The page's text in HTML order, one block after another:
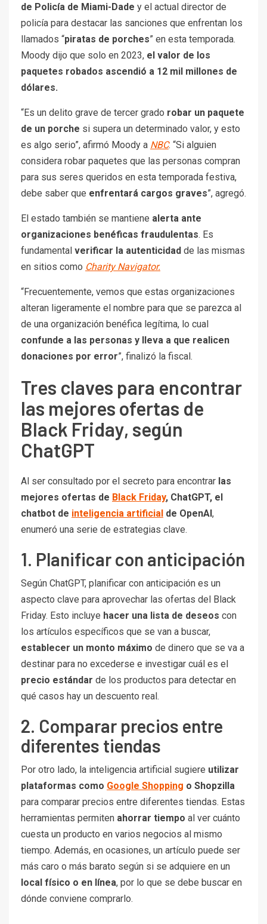
de Policía de Miami-Dade y el actual director de
policía para destacar las sanciones que enfrentan los
llamados “piratas de porches” en esta temporada.
Moody dijo que solo en 2023, el valor de los
paquetes robados ascendió a 12 mil millones de
dólares.
“Es un delito grave de tercer grado robar un paquete
de un porche si supera un determinado valor, y esto
es algo serio”, afirmó Moody a NBC. “Si alguien
considera robar paquetes que las personas compran
para sus seres queridos en esta temporada festiva,
debe saber que enfrentará cargos graves”, agregó.
El estado también se mantiene alerta ante
organizaciones benéficas fraudulentas. Es
fundamental verificar la autenticidad de las mismas
en sitios como Charity Navigator.
“Frecuentemente, vemos que estas organizaciones
alteran ligeramente el nombre para que se parezca al
de una organización benéfica legítima, lo cual
confunde a las personas y lleva a que realicen
donaciones por error”, finalizó la fiscal.
Tres claves para encontrar
las mejores ofertas de
Black Friday, según
ChatGPT
Al ser consultado por el secreto para encontrar las
mejores ofertas de Black Friday, ChatGPT, el
chatbot de inteligencia artificial de OpenAI ,
enumeró una serie de estrategias clave.
1. Planificar con anticipación
Según ChatGPT, planificar con anticipación es un
aspecto clave para aprovechar las ofertas del Black
Friday. Esto incluye hacer una lista de deseos con
los artículos específicos que se van a buscar,
establecer un monto máximo de dinero que se va a
destinar para no excederse e investigar cuál es el
precio estándar de los productos para detectar en
qué casos hay un descuento real.
2. Comparar precios entre
diferentes tiendas
Por otro lado, la inteligencia artificial sugiere utilizar
plataformas como Google Shopping o Shopzilla
para comparar precios entre diferentes tiendas. Estas
herramientas permiten ahorrar tiempo al ver cuánto
cuesta un producto en varios negocios al mismo
tiempo. Además, en ocasiones, un artículo puede ser
más caro o más barato según si se adquiere en un
local físico o en línea, por lo que se debe buscar en
dónde conviene comprarlo.